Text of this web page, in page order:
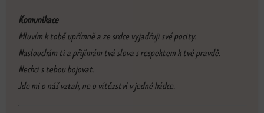
Komunikace
Mluvím k tobě upřímně a ze srdce vyjadřuji své pocity.
Naslouchám ti a přijímám tvá slova s respektem k tvé pravdě.
Nechci s tebou bojovat.
Jde mi o náš vztah, ne o vítězství v jedné hádce.